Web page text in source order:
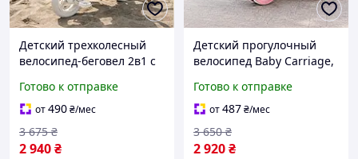
Детский трехколесный
велосипед-беговел 2в1 с
Белый, Велосипед-
трансформер от 18
месяцев до 5 лет qes
Готово к отправке
от490₴/мес
2 940₴
3 675 ₴
Детский прогулочный
велосипед Baby Carriage,
велосипед, широкие
колеса, мягкое сиденье,
розовый
Готово к отправке
от487₴/мес
2 920₴
3 650 ₴